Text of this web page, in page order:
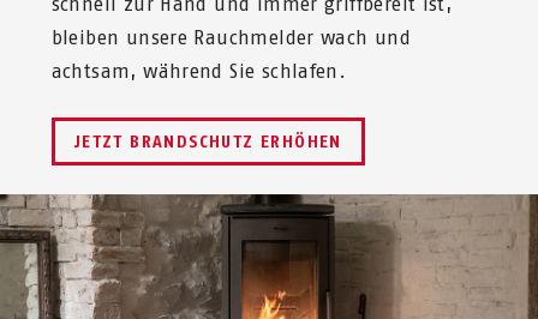
bleiben unsere Rauchmelder wach und
achtsam, während Sie schlafen. ​
JETZT BRANDSCHUTZ ERHÖHEN